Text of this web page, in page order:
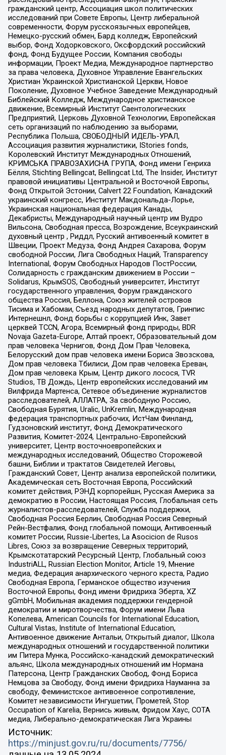
гражданский центр, Ассоциация школ политических
исследований при Совете Европы, Центр либеральной
современности, Форум русскоязычных европейцев,
Немецко-русский обмен, Бард колледж, Европейский
выбор, Фонд Ходорковского, Оксфордский российский
фонд, Фонд Будущее России, Компания свободы
информации, Проект Медиа, Международное партнерство
за права человека, Духовное Управление Евангельских
Христиан Украинской Христианской Церкви, Новое
Поколение, Духовное Учебное Заведение Международный
Библейский Колледж, Международное христианское
движение, Всемирный Институт Саентологических
Предприятий, Церковь Духовной Технологии, Европейская
сеть организаций по наблюдению за выборами,
Республика Польша, СВОБОДНЫЙ ИДЕЛЬ-УРАЛ,
Ассоциация развития журналистики, IStories fonds,
Королевский Институт Международных Отношений,
КРИМСЬКА ПРАВОЗАХИСНА ГРУПА, Фонд имени Генриха
Бёлля, Stichting Bellingcat, Bellingcat Ltd, The Insider, Институт
правовой инициативы Центральной и Восточной Европы,
Фонд Открытой Эстонии, Calvert 22 Foundation, Канадский
украинский конгресс, Институт Макдональда-Лорье,
Украинская национальная федерация Канады,
Декабристы, Международный научный центр им Вудро
Вильсона, Свободная пресса, Возрождение, Всеукраинский
духовный центр , Риддл, Русский антивоенный комитет в
Швеции, Проект Медуза, Фонд Андрея Сахарова, Форум
свободной России, Лига Свободных Наций, Transparеncy
International, Форум Свободных Народов ПостРоссии,
Солидарность с гражданским движением в России –
Solidarus, КрымSOS, Свободный университет, Институт
государственного управления, Форум гражданского
общества Россия, Беллона, Союз жителей островов
Тисима и Хабомаи, Съезд народных депутатов, Гринпис
Интернешнл, Фонд борьбы с коррупцией Инк, Завет
церквей TCCN, Агора, Всемирный фонд природы, BDR
Novaja Gazeta-Europe, Алтай проект, Образовательный дом
прав человека Чернигов, Фонд Дом Прав Человека,
Белорусский дом прав человека имени Бориса Звозскова,
Дом прав человека Тбилиси, Дом прав человека Ереван,
Дом прав человека Крым, Центр дикого лосося, TVR
Studios, ТВ Дождь, Центр европейских исследований им
Вилфрида Мартенса, Сетевое объединение журналистов
расследователей, АЛЛАТРА, За свободную Россию,
Свободная Бурятия, Uralic, UnKremlin, Международная
федерация транспортных рабочих, ИстЧам Финланд,
Гудзоновский институт, Фонд Демократического
Развития, Комитет-2024, Центрально-Европейский
университет, Центр восточноевропейских и
международных исследований, Общество Сторожевой
башни, Библии и трактатов Свидетелей Иеговы,
Гражданский Совет, Центр анализа европейской политики,
Академическая сеть Восточная Европа, Российский
комитет действия, РЭНД корпорейшн, Русская Америка за
демократию в России, Настоящая Россия, Глобальная сеть
журналистов-расследователей, Служба поддержки,
Свободная Россия Берлин, Свободная Россия Северный
Рейн-Вестфалия, Фонд глобальной помощи, Антивоенный
комитет России, Russie-Libertes, La Asocicion de Rusos
Libres, Союз за возвращение Северных территорий,
Крымскотатарский Ресурсный Центр, Глобальный союз
IndustriALL, Russian Election Monitor, Article 19, Мнение
медиа, Федерация анархического черного креста, Радио
Свободная Европа, Германское общество изучения
Восточной Европы, Фонд имени Фридриха Эберта, XZ
gGmbH, Мобильная академия поддержки гендерной
демократии и миротворчества, Форум имени Льва
Копелева, American Councils for International Education,
Cultural Vistas, Institute of International Education,
Антивоенное движение Антальи, Открытый диалог, Школа
международных отношений и государственной политики
им Питера Мунка, Российско-канадский демократический
альянс, Школа международных отношений им Нормана
Патерсона, Центр Гражданских Свобод, Фонд Бориса
Немцова за Свободу, Фонд имени Фридриха Науманна за
свободу, Феминистское антивоенное сопротивление,
Комитет независимости Ингушетии, Прометей, Stop
Occupation of Karelia, Вернись живым, Фридом Хаус, СОТА
медиа, Либерально-демократическая Лига Украины
Источник:
https://minjust.gov.ru/ru/documents/7756/